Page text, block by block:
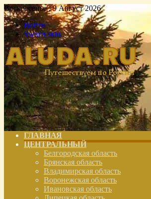
Воскресенье , 9 Август 2026
Войти
Switch skin
ГЛАВНАЯ
ЦЕНТРАЛЬНЫЙ
Белгородская область
Брянская область
Владимирская область
Воронежская область
Ивановская область